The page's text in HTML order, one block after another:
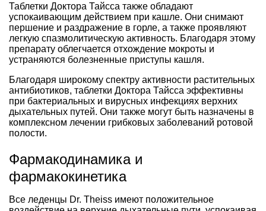
Таблетки Доктора Тайсса также обладают
успокаивающим действием при кашле. Они снимают
першение и раздражение в горле, а также проявляют
легкую спазмолитическую активность. Благодаря этому
препарату облегчается отхождение мокроты и
устраняются болезненные приступы кашля.
Благодаря широкому спектру активности растительных
антибиотиков, таблетки Доктора Тайсса эффективны
при бактериальных и вирусных инфекциях верхних
дыхательных путей. Они также могут быть назначены в
комплексном лечении грибковых заболеваний ротовой
полости.
Фармакодинамика и
фармакокинетика
Все леденцы Dr. Theiss имеют положительное